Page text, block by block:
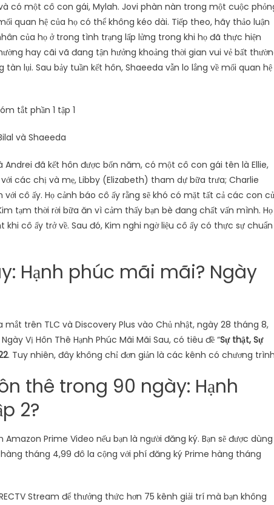
có một cô con gái, Mylah. Jovi phàn nàn trong một cuộc
quan hệ của họ có thể không kéo dài. Tiếp theo, hãy thảo luận
của họ ở trong tình trạng lấp lửng trong khi họ đã thực hiện
hay cãi vã đang tận hưởng khoảng thời gian vui vẻ bất
lụi. Sau bảy tuần kết hôn, Shaeeda vẫn lo lắng về mối quan hệ
và Shaeeda
Andrei đã kết hôn được bốn năm, có một cô con gái tên là Ellie,
các chị và mẹ, Libby (Elizabeth) tham dự bữa trưa; Charlie
cô ấy. Họ cảnh báo cô ấy rằng sẽ khó có mặt tất cả các con
tạm thời rời bữa ăn vì cảm thấy bạn bè đang chất vấn mình. Họ
cô ấy trở về. Sau đó, Kim nghi ngờ liệu cô ấy có thực sự chuẩn
Hạnh phúc mãi mãi? Ngày
mắt trên TLC và Discovery Plus vào Chủ nhật, ngày 28 tháng 8,
Vị Hôn Thê Hạnh Phúc Mãi Mãi Sau, có tiêu đề “Sự thật, Sự
. Tuy nhiên, đây không chỉ đơn giản là các kênh có chương
thê trong 90 ngày: Hạnh
2?
Amazon Prime Video nếu bạn là người đăng ký. Bạn sẽ được dùng
tháng 4,99 đô la cộng với phí đăng ký Prime hàng tháng
Stream để thưởng thức hơn 75 kênh giải trí mà bạn không